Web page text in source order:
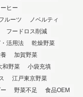
ヒー
ルーツ
ノベルティ
フードロス削減
活用法
乾燥野菜
加賀野菜
和野菜
小袋充填
江戸東京野菜
野菜不足 食品OEM